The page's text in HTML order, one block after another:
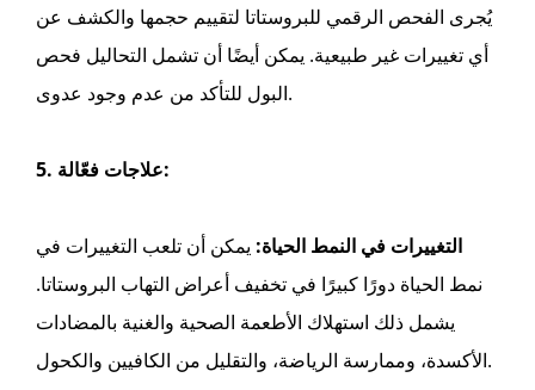
يُجرى الفحص الرقمي للبروستاتا لتقييم حجمها والكشف عن
أي تغييرات غير طبيعية. يمكن أيضًا أن تشمل التحاليل فحص
البول للتأكد من عدم وجود عدوى.
5. علاجات فعّالة:
التغييرات في النمط الحياة: يمكن أن تلعب التغييرات في
نمط الحياة دورًا كبيرًا في تخفيف أعراض التهاب البروستاتا.
يشمل ذلك استهلاك الأطعمة الصحية والغنية بالمضادات
الأكسدة، وممارسة الرياضة، والتقليل من الكافيين والكحول.